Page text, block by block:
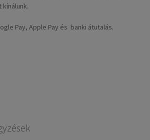
Pay, Apple Pay és banki átutalás.